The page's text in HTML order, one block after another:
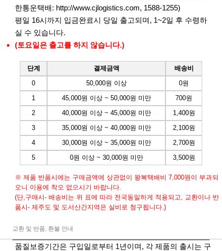
한통운택배: http://www.cjlogistics.com, 1588-1255)
평일 16시까지 입금완료시 당일 출고되며, 1~2일 후 수령하
실 수 있습니다.
(토요일은 출고를 하지 않습니다.)
단계 결제금액
배송비
0
50,000원 이상
0원
1
45,000원 이상 ~ 50,000원 미만
700원
2
40,000원 이상 ~ 45,000원 미만
1,400원
3
35,000원 이상 ~ 40,000원 미만
2,100원
4
30,000원 이상 ~ 35,000원 미만
2,700원
5
0원 이상 ~ 30,000원 미만 3,500원
※ 제품 반품시에는 구매금액에 상관없이 왕복택배비 7,000원이 부과되
오니 이용에 착오 없으시기 바랍니다.
(단,구매시- 배송비는 위 표에 따라 전국동일하게 적용되고, 교환이나 반
품시- 제주도 및 도서산간지역은 실비로 청구됩니다.)
교환 및 반품, 환불 안내
품질보증기간은 구입일로부터 1년이며, 각 제품의 출시는 구